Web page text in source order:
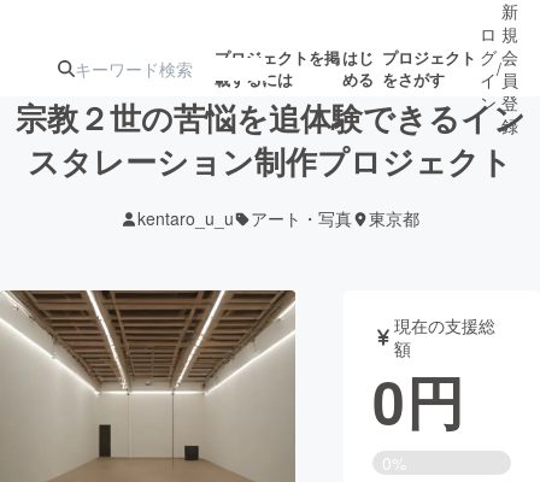
プロジェクトを掲
載するには
はじ
める
プロジェクト
をさがす
ターン
ジェクト
募集終了が近いプ
ロジェクト
アート・写真 音楽
テクノロジー・ガジェット ゲーム・サ
映像・映画 書籍・雑誌
ロ
グ
イ
ン
/
新
規
会
員
登
録
宗教２世の苦悩を追体験できるイン
スタレーション制作プロジェクト
kentaro_u_u アート・写真 東京都
現在の支援総
額
0円
0%